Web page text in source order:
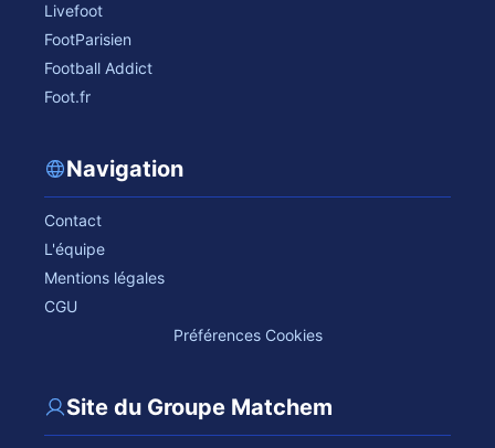
Livefoot
FootParisien
Football Addict
Foot.fr
Navigation
Contact
L'équipe
Mentions légales
CGU
Préférences Cookies
Site du Groupe Matchem